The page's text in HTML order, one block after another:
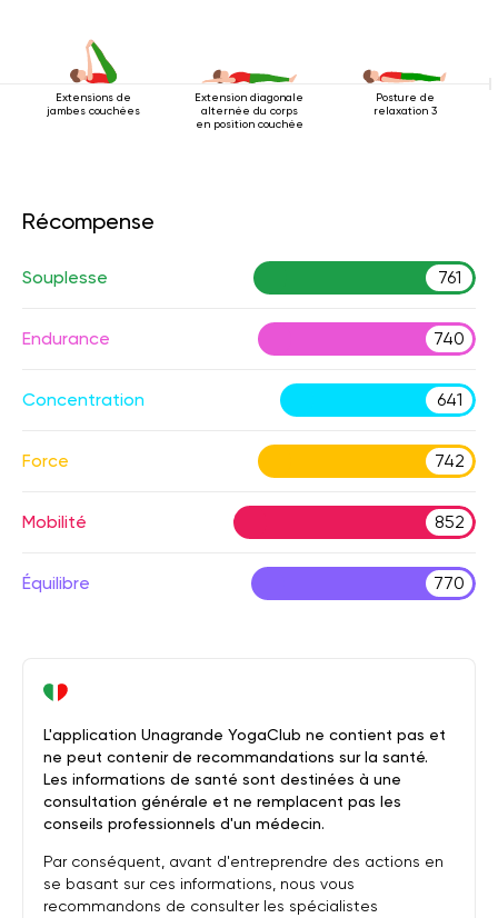
Extensions de
jambes couchées
Extension diagonale
alternée du corps
en position couchée
Posture de
relaxation 3
Récompense
Souplesse 761
Endurance 740
Concentration 641
Force 742
Mobilité 852
Équilibre 770
L'application Unagrande YogaClub ne contient pas et
ne peut contenir de recommandations sur la santé.
Les informations de santé sont destinées à une
consultation générale et ne remplacent pas les
conseils professionnels d'un médecin.
Par conséquent, avant d'entreprendre des actions en
se basant sur ces informations, nous vous
recommandons de consulter les spécialistes